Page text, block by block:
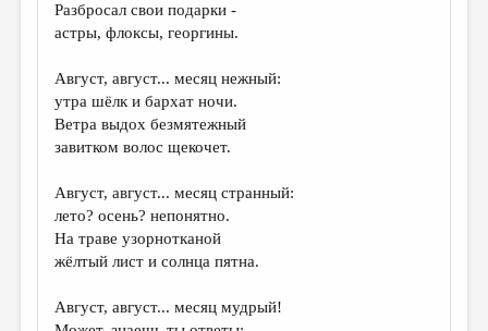
ДАЙДЖЕСТ
ПЕРЕВОДЫ
КОНКУРСЫ
КНИЖНАЯ ПОЛКА
ОБЗОР ЛИТЕРАТУРЫ
ОБЪЯВЛЕНИЯ
Разбросал свои подарки -
астры, флоксы, георгины.
Август, август... месяц нежный:
утра шёлк и бархат ночи.
Ветра выдох безмятежный
завитком волос щекочет.
Август, август... месяц странный:
лето? осень? непонятно.
На траве узорнотканой
жёлтый лист и солнца пятна.
Август, август... месяц мудрый!